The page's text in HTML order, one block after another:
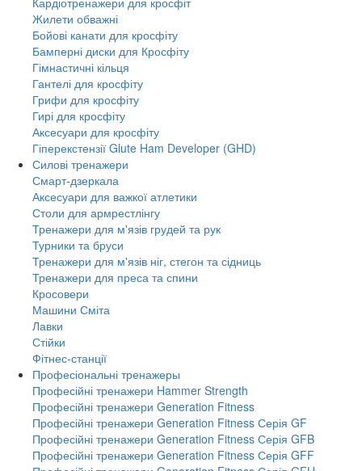
Жилети обважні
Бойові канати для кросфіту
Бамперні диски для Кросфіту
Гімнастичні кільця
Гантелі для кросфіту
Грифи для кросфіту
Гирі для кросфіту
Аксесуари для кросфіту
Гіперекстензії Glute Ham Developer (GHD)
Силові тренажери
Смарт-дзеркала
Аксесуари для важкої атлетики
Столи для армрестлінгу
Тренажери для м'язів грудей та рук
Турники та бруси
Тренажери для м'язів ніг, стегон та сідниць
Тренажери для преса та спини
Кросовери
Машини Сміта
Лавки
Стійки
Фітнес-станції
Професіональні тренажеры
Професійні тренажери Hammer Strength
Професійні тренажери Generation Fitness
Професійні тренажери Generation Fitness Серія GF
Професійні тренажери Generation Fitness Серія GFB
Професійні тренажери Generation Fitness Серія GFF